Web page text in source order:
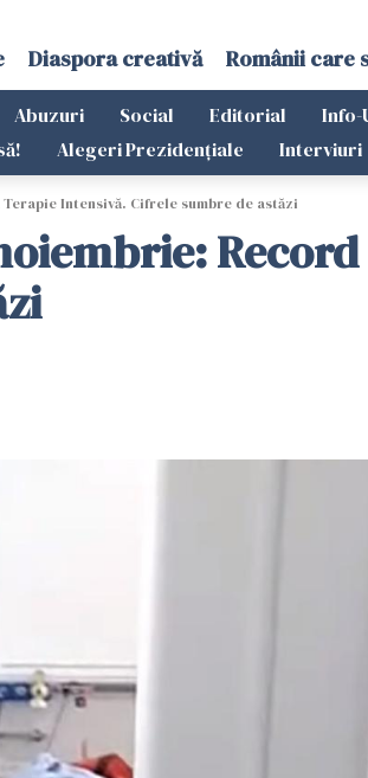
Diaspora creativă Românii care
Abuzuri Social Editorial Info-
Alegeri Prezidențiale Interviuri
Intensivă. Cifrele sumbre de astăzi